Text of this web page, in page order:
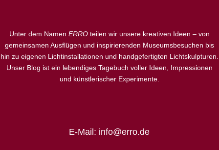
Unter dem Namen ERRO teilen wir unsere kreativen Ideen – von
gemeinsamen Ausflügen und inspirierenden Museumsbesuchen bis
hin zu eigenen Lichtinstallationen und handgefertigten Lichtskulpturen.
Unser Blog ist ein lebendiges Tagebuch voller Ideen, Impressionen
und künstlerischer Experimente.
E-Mail: info@erro.de